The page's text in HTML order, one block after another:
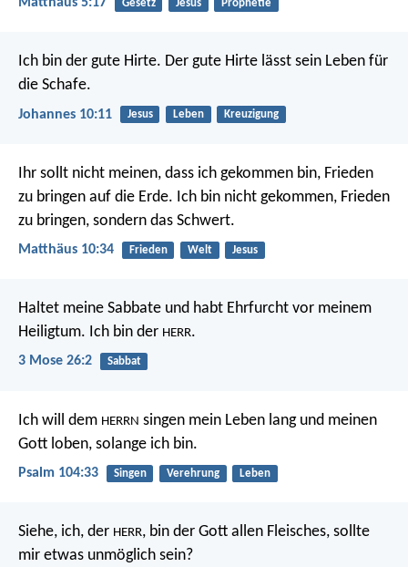
Gesetz Jesus Prophetie
Ich bin der gute Hirte. Der gute Hirte lässt sein Leben für
die Schafe.
Johannes 10:11 Jesus Leben Kreuzigung
Ihr sollt nicht meinen, dass ich gekommen bin, Frieden
zu bringen auf die Erde. Ich bin nicht gekommen, Frieden
zu bringen, sondern das Schwert.
Matthäus 10:34 Frieden Welt Jesus
Haltet meine Sabbate und habt Ehrfurcht vor meinem
Heiligtum. Ich bin der HERR.
3 Mose 26:2 Sabbat
Ich will dem HERRN singen mein Leben langund meinen
Gott loben, solange ich bin.
Psalm 104:33 Singen Verehrung Leben
Siehe, ich, der HERR, bin der Gott allen Fleisches, sollte
mir etwas unmöglich sein?